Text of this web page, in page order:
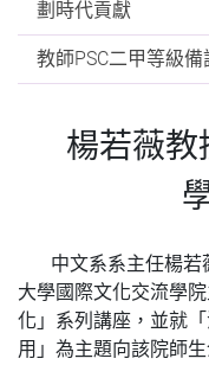
劃時代貢獻
教師PSC二甲等級備
楊若薇教
中文系系主任楊若
大學國際文化交流學
化」系列講座，並就
用」為主題向該院師